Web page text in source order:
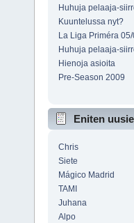
Huhuja pelaaja-
Kuuntelussa nyt?
La Liga Priméra 05/
Huhuja pelaaja-
Hienoja asioita
Pre-Season 2009
Eniten
Chris
Siete
Mágico Madrid
TAMI
Juhana
Alpo